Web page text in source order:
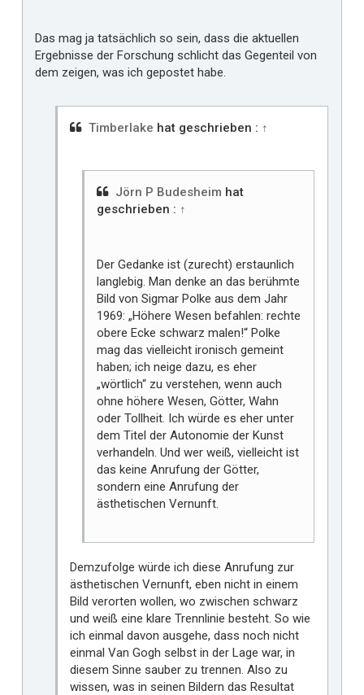
t
m
i
Das mag ja tatsächlich so sein, dass die aktuellen
Ergebnisse der Forschung schlicht das Gegenteil von
dem zeigen, was ich gepostet habe.
Timberlake hat geschrieben : ↑
Jörn P Budesheim hat
geschrieben : ↑
Der Gedanke ist (zurecht) erstaunlich
langlebig. Man denke an das berühmte
Bild von Sigmar Polke aus dem Jahr
1969: „Höhere Wesen befahlen: rechte
obere Ecke schwarz malen!“ Polke
mag das vielleicht ironisch gemeint
haben; ich neige dazu, es eher
„wörtlich“ zu verstehen, wenn auch
ohne höhere Wesen, Götter, Wahn
oder Tollheit. Ich würde es eher unter
dem Titel der Autonomie der Kunst
verhandeln. Und wer weiß, vielleicht ist
das keine Anrufung der Götter,
sondern eine Anrufung der
ästhetischen Vernunft.
Demzufolge würde ich diese Anrufung zur
ästhetischen Vernunft, eben nicht in einem
Bild verorten wollen, wo zwischen schwarz
und weiß eine klare Trennlinie besteht. So wie
ich einmal davon ausgehe, dass noch nicht
einmal Van Gogh selbst in der Lage war, in
diesem Sinne sauber zu trennen. Also zu
wissen, was in seinen Bildern das Resultat